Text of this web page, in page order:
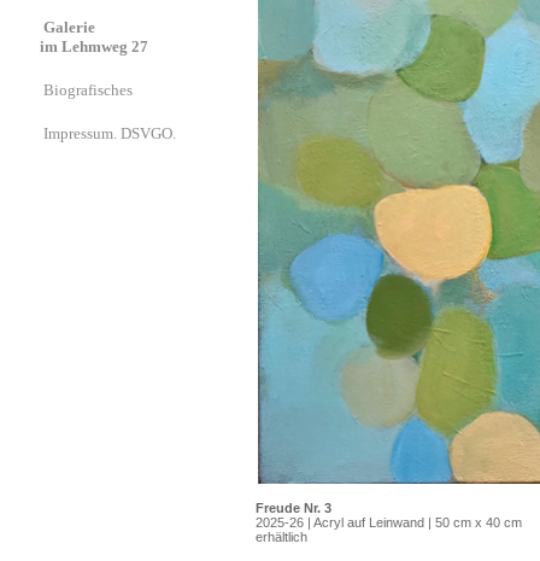
Galerie
im Lehmweg 27
Biografisches
Impressum. DSVGO.
Freude Nr. 3
2025-26 | Acryl auf Leinwand | 50 cm x 40 cm
erhältlich